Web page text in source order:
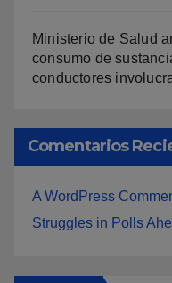
Ministerio de Salud
consumo de
conductores
Comentarios
A WordPress
Struggles in Polls